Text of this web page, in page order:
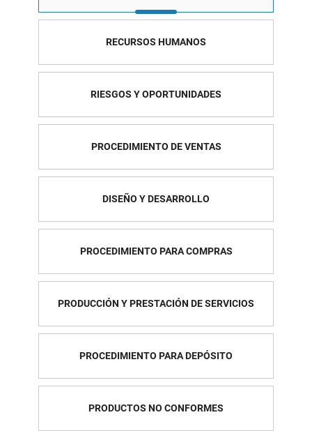
RECURSOS HUMANOS
RIESGOS Y OPORTUNIDADES
PROCEDIMIENTO DE VENTAS
DISEÑO Y DESARROLLO
PROCEDIMIENTO PARA COMPRAS
PRODUCCIÓN Y PRESTACIÓN DE SERVICIOS
PROCEDIMIENTO PARA DEPÓSITO
PRODUCTOS NO CONFORMES